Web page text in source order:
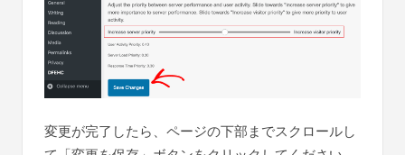
変更が完了したら、ページの下部までスクロールし